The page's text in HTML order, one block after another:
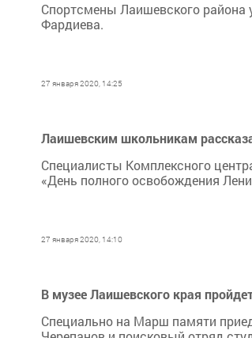
Спортсмены Лаишевского района
Фардиева.
27 января 2020, 14:25
Лаишевским школьникам
Специалисты Комплексного
«День полного освобождения
27 января 2020, 14:10
В музее Лаишевского края
Специально на Марш памяти